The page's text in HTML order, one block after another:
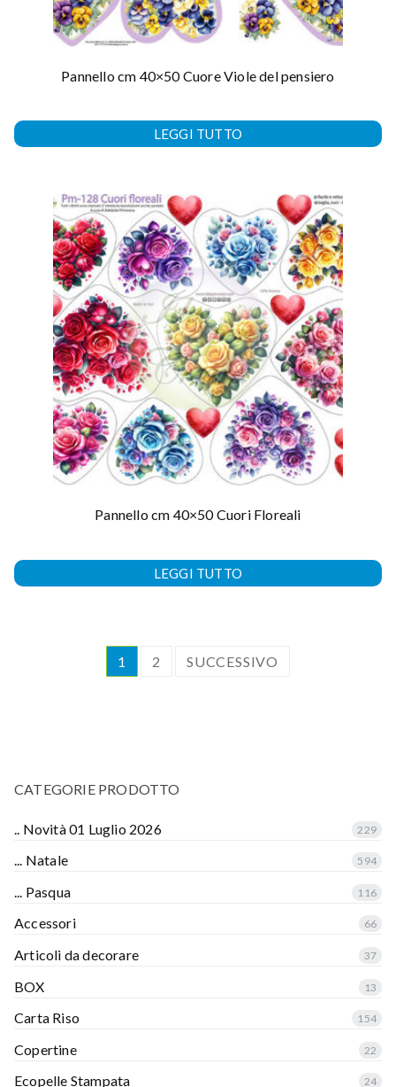
Pannello cm 40×50 Cuore Viole del pensiero
LEGGI TUTTO
Pannello cm 40×50 Cuori Floreali
LEGGI TUTTO
1 2 SUCCESSIVO
CATEGORIE PRODOTTO
.. Novità 01 Luglio 2026 229
... Natale 594
... Pasqua 116
Accessori 66
Articoli da decorare 37
BOX 13
Carta Riso 154
Copertine 22
Ecopelle Stampata 24